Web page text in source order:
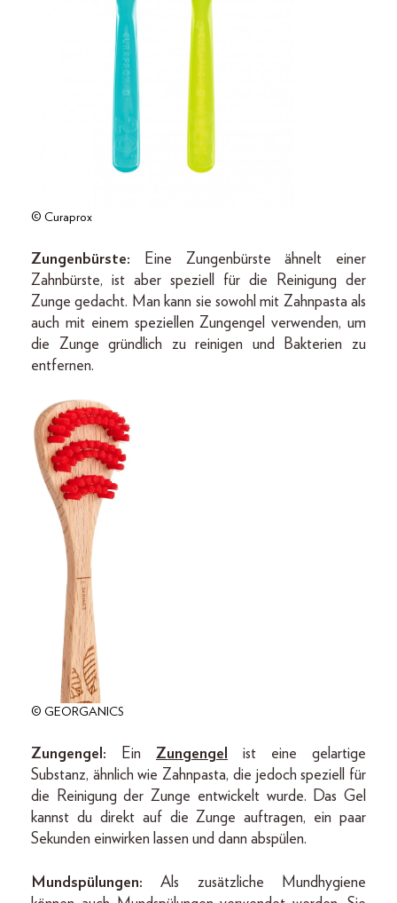
© Curaprox
Zungenbürste:
Eine Zungenbürste ähnelt einer
Zahnbürste, ist aber speziell für die Reinigung der
Zunge gedacht. Man kann sie sowohl mit Zahnpasta als
auch mit einem speziellen Zungengel verwenden, um
die Zunge gründlich zu reinigen und Bakterien zu
entfernen.
© GEORGANICS
Zungengel: Ein Zungengel
ist eine gelartige
Substanz, ähnlich wie Zahnpasta, die jedoch speziell für
die Reinigung der Zunge entwickelt wurde. Das Gel
kannst du direkt auf die Zunge auftragen, ein paar
Sekunden einwirken lassen und dann abspülen.
Mundspülungen: Als zusätzliche Mundhygiene